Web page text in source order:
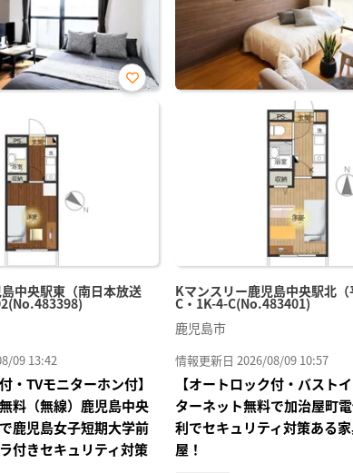
中央駅東（南日本放送
お気
09 13:42
・TVモニターホン付】
料（無線）鹿児島中央
鹿児島女子短期大学前
付きセキュリティ対策
Kマンスリー鹿児島中央駅北
C・1K-4-C(No.483401)
鹿児島市
情報更新日 2026/08/09 10:57
【オートロック付・バスト
ターネット無料で加治屋町
利でセキュリティ対策ある
屋！